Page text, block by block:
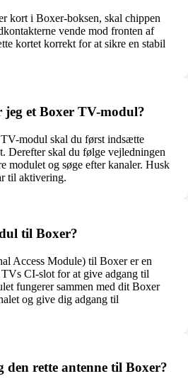
kort i Boxer-boksen, skal chippen
vende mod fronten af
kortet korrekt for at sikre en stabil
et Boxer TV-modul?
modul skal du først indsætte
Derefter skal du følge vejledningen
modulet og søge efter kanaler. Husk
til aktivering.
til Boxer?
Access Module) til Boxer er en
CI-slot for at give adgang til
fungerer sammen med dit Boxer
og give dig adgang til
rette antenne til Boxer?